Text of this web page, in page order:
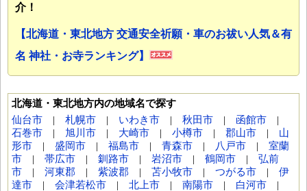
介！
【北海道・東北地方 交通安全祈願・車のお祓い人気＆有
名 神社・お寺ランキング】
北海道・東北地方内の地域名で探す
仙台市 | 札幌市 | いわき市 | 秋田市 | 函館市 |
石巻市 | 旭川市 | 大崎市 | 小樽市 | 郡山市 | 山
形市 | 盛岡市 | 福島市 | 青森市 | 八戸市 | 室蘭
市 | 帯広市 | 釧路市 | 岩沼市 | 鶴岡市 | 弘前
市 | 河東郡 | 紫波郡 | 苫小牧市 | つがる市 | 伊
達市 | 会津若松市 | 北上市 | 南陽市 | 白河市 |